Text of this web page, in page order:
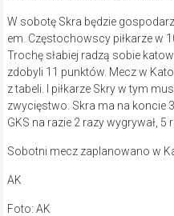
W sobotę Skra będzie
em. Częstochowscy piłkarze w
Trochę słabiej radzą sobie
zdobyli 11 punktów. Mecz w
z tabeli. I piłkarze Skry w tym
zwycięstwo. Skra ma na koncie
GKS na razie 2 razy wygrywał, 5
Sobotni mecz zaplanowano w
AK
Foto: AK